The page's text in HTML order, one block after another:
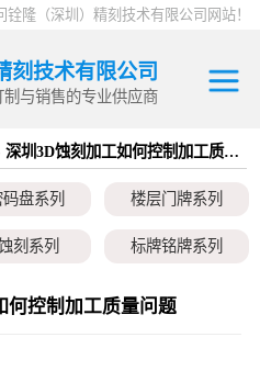
铨隆（深圳）精刻技术有限公司网站！
刻技术有限公司
与销售的专业供应商
圳3D蚀刻加工如何控制加工质量问题
盘系列 楼层门牌系列
刻系列 标牌铭牌系列
钢片系列 弹片系列
何控制加工质量问题